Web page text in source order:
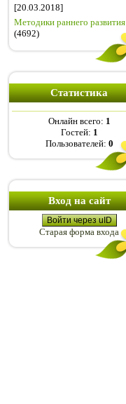
[20.03.2018]
Методики раннего развития
(4692)
Статистика
Онлайн всего: 1
Гостей: 1
Пользователей: 0
Вход на сайт
Войти через uID
Старая форма входа